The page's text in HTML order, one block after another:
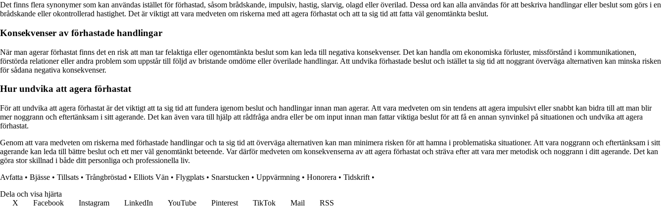
Det finns flera synonymer som kan användas istället för förhastad, såsom brådskande, impulsiv, hastig, slarvig, olagd eller överilad. Dessa ord kan alla användas för att beskriva handlingar eller beslut som görs i en
brådskande eller okontrollerad hastighet. Det är viktigt att vara medveten om riskerna med att agera förhastat och att ta sig tid att fatta väl genomtänkta beslut.
Konsekvenser av förhastade handlingar
När man agerar förhastat finns det en risk att man tar felaktiga eller ogenomtänkta beslut som kan leda till negativa konsekvenser. Det kan handla om ekonomiska förluster, missförstånd i kommunikationen,
förstörda relationer eller andra problem som uppstår till följd av bristande omdöme eller överilade handlingar. Att undvika förhastade beslut och istället ta sig tid att noggrant överväga alternativen kan minska risken
för sådana negativa konsekvenser.
Hur undvika att agera förhastat
För att undvika att agera förhastat är det viktigt att ta sig tid att fundera igenom beslut och handlingar innan man agerar. Att vara medveten om sin tendens att agera impulsivt eller snabbt kan bidra till att man blir
mer noggrann och eftertänksam i sitt agerande. Det kan även vara till hjälp att rådfråga andra eller be om input innan man fattar viktiga beslut för att få en annan synvinkel på situationen och undvika att agera
förhastat.
Genom att vara medveten om riskerna med förhastade handlingar och ta sig tid att överväga alternativen kan man minimera risken för att hamna i problematiska situationer. Att vara noggrann och eftertänksam i sitt
agerande kan leda till bättre beslut och ett mer väl genomtänkt beteende. Var därför medveten om konsekvenserna av att agera förhastat och sträva efter att vara mer metodisk och noggrann i ditt agerande. Det kan
göra stor skillnad i både ditt personliga och professionella liv.
Avfatta • Bjässe • Tillsats • Trångbröstad • Elliots Vän • Flygplats • Snarstucken • Uppvärmning • Honorera • Tidskrift •
Dela och visa hjärta
X
Facebook Instagram LinkedIn YouTube Pinterest TikTok Mail
RSS